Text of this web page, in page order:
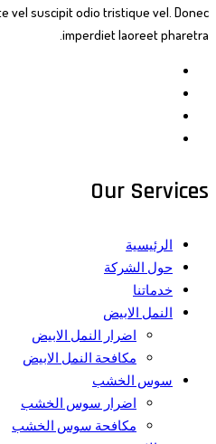
vel suscipit odio tristique vel. Donec
imperdiet laoreet pharetra.
Our Services
الرئيسية
حول الشركة
خدماتنا
النمل الابيض
اضرار النمل الابيض
مكافحة النمل الابيض
سوس الخشب
اضرار سوس الخشب
مكافحة سوس الخشب